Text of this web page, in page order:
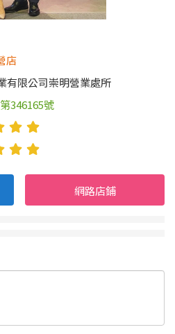
店
有限公司崇明營業處所
346165號
網路店鋪